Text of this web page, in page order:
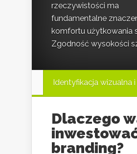
rzeczywistości ma
fundamentalne
komfortu użytkowania
Zgodność wysokości
Identyfikacja wizualna
Dlaczego
branding?